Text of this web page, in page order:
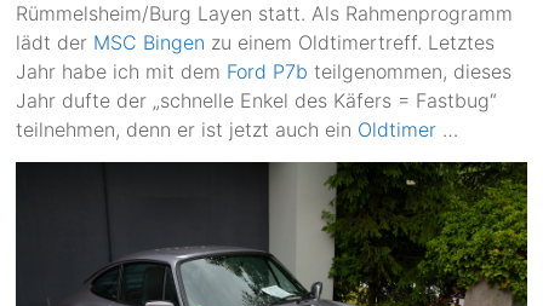
Rümmelsheim/Burg Layen statt. Als Rahmenprogramm
lädt der MSC Bingen zu einem Oldtimertreff. Letztes
Jahr habe ich mit dem Ford P7b teilgenommen, dieses
Jahr dufte der „schnelle Enkel des Käfers = Fastbug“
teilnehmen, denn er ist jetzt auch ein Oldtimer …